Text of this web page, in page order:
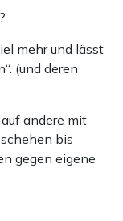
mehr und lässt
(und deren
andere mit
bis
gegen eigene